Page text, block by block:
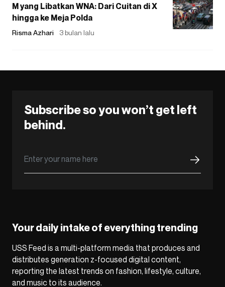
M yang Libatkan WNA: Dari Cuitan di X
hingga ke Meja Polda
Risma Azhari 3 bulan lalu
Subscribe so you won’t get left
behind.
Your daily intake of everything trending
USS Feed is a multi-platform media that produces and
distributes generation z-focused digital content,
reporting the latest trends on fashion, lifestyle, culture,
and music to its audience.